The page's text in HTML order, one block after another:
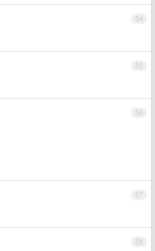
54
55
56
57
58